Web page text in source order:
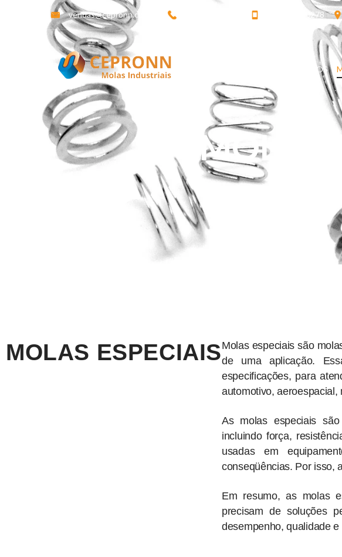
vendas@cepronn.com.br 11 98380-0278
QUEM SOMOS
MOLAS
MOLAS ESPECIAISMolas especiais são
de uma aplicação.
especificações, para
automotivo, aeroespacial,
As molas especiais
incluindo força,
usadas em
conseqüências. Por isso,
Em resumo, as molas
precisam de soluções
desempenho, qualidade